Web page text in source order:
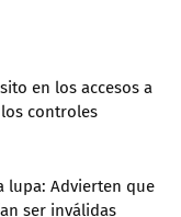
en los accesos a
controles
lupa: Advierten que
ser inválidas